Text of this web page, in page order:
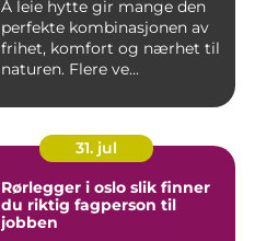
Å leie hytte gir mange den
perfekte kombinasjonen av
frihet, komfort og nærhet til
naturen. Flere ve...
31. jul
Rørlegger i oslo slik finner
du riktig fagperson til
jobben